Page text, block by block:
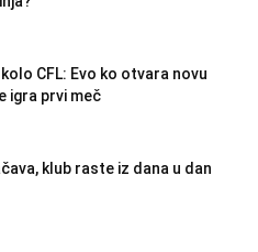
CFL: Evo ko otvara novu
igra prvi meč
klub raste iz dana u dan